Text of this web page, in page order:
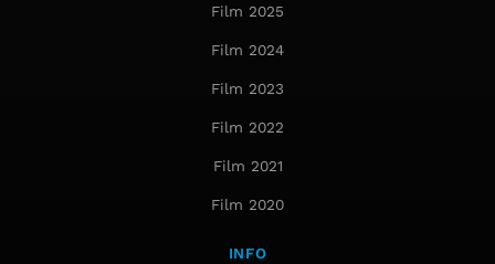
Film 2025
Film 2024
Film 2023
Film 2022
Film 2021
Film 2020
INFO